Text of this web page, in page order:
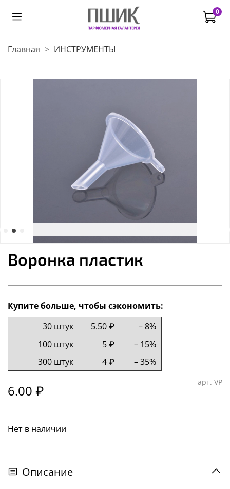
0
Главная ИНСТРУМЕНТЫ
арт. VP
Воронка пластик
6.00 ₽
Купите больше, чтобы сэкономить:
30 штук
5.50 ₽
– 8%
100 штук
5 ₽
– 15%
300 штук
4 ₽ – 35%
Нет в наличии
Описание